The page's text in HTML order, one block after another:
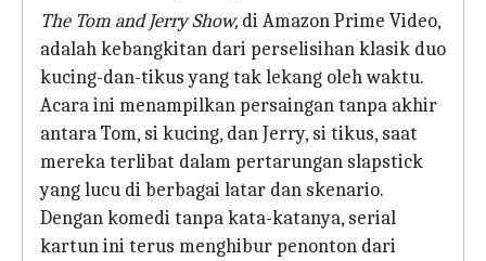
The Tom and Jerry Show, di Amazon Prime Video,
adalah kebangkitan dari perselisihan klasik duo
kucing-dan-tikus yang tak lekang oleh waktu.
Acara ini menampilkan persaingan tanpa akhir
antara Tom, si kucing, dan Jerry, si tikus, saat
mereka terlibat dalam pertarungan slapstick
yang lucu di berbagai latar dan skenario.
Dengan komedi tanpa kata-katanya, serial
kartun ini terus menghibur penonton dari